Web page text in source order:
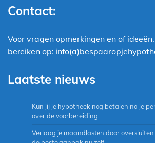
Contact:
Voor vragen opmerkingen en of
bereiken op:
Laatste nieuws
Kun jij je hypotheek nog betalen na je
over de voorbereiding
Verlaag je maandlasten door